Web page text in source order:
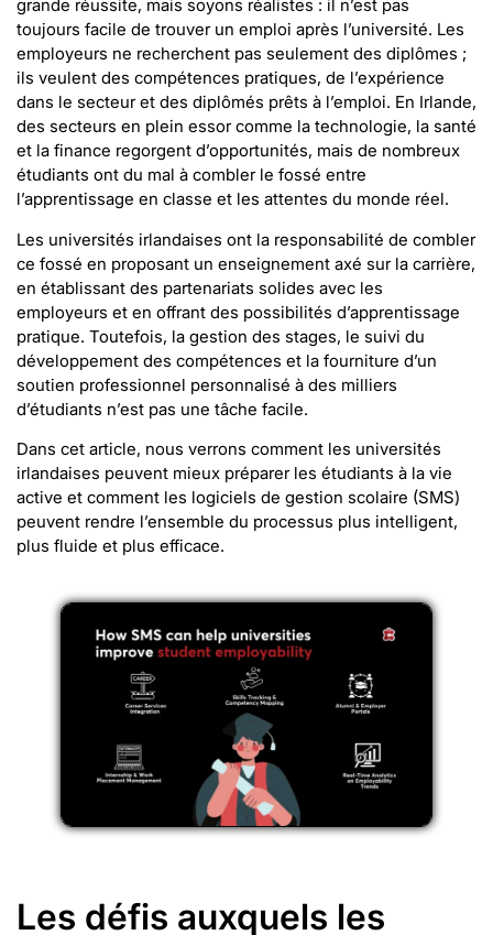
grande réussite, mais soyons réalistes : il n’est pas
toujours facile de trouver un emploi après l’université. Les
employeurs ne recherchent pas seulement des diplômes ;
ils veulent des compétences pratiques, de l’expérience
dans le secteur et des diplômés prêts à l’emploi. En Irlande,
des secteurs en plein essor comme la technologie, la santé
et la finance regorgent d’opportunités, mais de nombreux
étudiants ont du mal à combler le fossé entre
l’apprentissage en classe et les attentes du monde réel.
Les universités irlandaises ont la responsabilité de combler
ce fossé en proposant un enseignement axé sur la carrière,
en établissant des partenariats solides avec les
employeurs et en offrant des possibilités d’apprentissage
pratique. Toutefois, la gestion des stages, le suivi du
développement des compétences et la fourniture d’un
soutien professionnel personnalisé à des milliers
d’étudiants n’est pas une tâche facile.
Dans cet article, nous verrons comment les universités
irlandaises peuvent mieux préparer les étudiants à la vie
active et comment les logiciels de gestion scolaire (SMS)
peuvent rendre l’ensemble du processus plus intelligent,
plus fluide et plus efficace.
Les défis auxquels les